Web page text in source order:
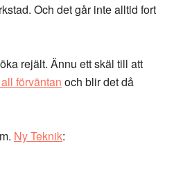
Och det går inte alltid fort
rejält. Ännu ett skäl till att
förväntan och blir det då
Ny Teknik: